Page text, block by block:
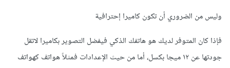
وليس من الضروري أن تكون كاميرا إحترافية
فإذا كان المتوفر لديك هو هاتفك الذكي فيفضل التصوير بكاميرا لاتقل
جودتها عن ١٢ ميجا بكسل، أما من حيث الإعدادات فمثلاً هواتف كهواتف